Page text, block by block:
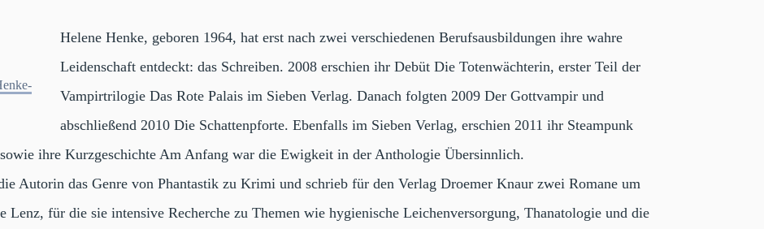
Helene Henke, geboren 1964, hat erst nach zwei verschiedenen Berufsausbildungen ihre wahre
Leidenschaft entdeckt: das Schreiben. 2008 erschien ihr Debüt Die Totenwächterin, erster Teil der
Vampirtrilogie Das Rote Palais im Sieben Verlag. Danach folgten 2009 Der Gottvampir und
abschließend 2010 Die Schattenpforte. Ebenfalls im Sieben Verlag, erschien 2011 ihr Steampunk
ihre Kurzgeschichte Am Anfang war die Ewigkeit in der Anthologie Übersinnlich.
Autorin das Genre von Phantastik zu Krimi und schrieb für den Verlag Droemer Knaur zwei Romane um
Lenz, für die sie intensive Recherche zu Themen wie hygienische Leichenversorgung, Thanatologie und die